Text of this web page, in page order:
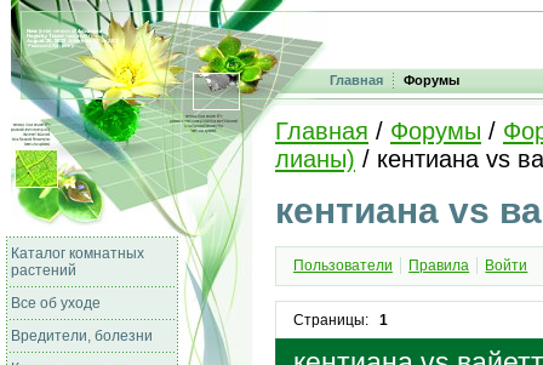
Главная Форумы
Каталог комнатных
растений
Все об уходе
Вредители, болезни
Главная / Форумы /
лианы) / кентиана vs
кентиана vs
Пользователи Правила Войти
Страницы: 1